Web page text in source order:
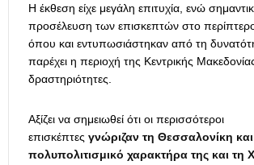
Η έκθεση είχε μεγάλη επιτυχία, ενώ
προσέλευση των επισκεπτών στο
όπου και εντυπωσιάστηκαν από τη
παρέχει η περιοχή της Κεντρικής Μακεδονίας
δραστηριότητες.
Αξίζει να σημειωθεί ότι οι περισσότεροι
επισκέπτες γνώριζαν τη Θεσσαλονίκη
πολυπολιτισμικό χαρακτήρα της και τη